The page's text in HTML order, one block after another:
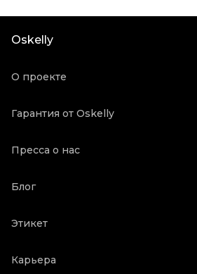
Состояние товара
Oskelly
О проекте
Гарантия от Oskelly
Пресса о нас
Блог
Этикет
Карьера